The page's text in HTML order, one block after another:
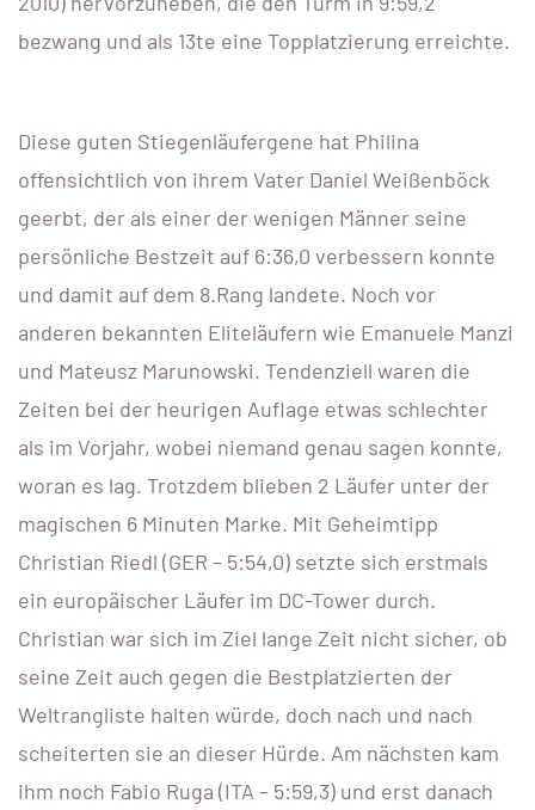
bezwang und als 13te eine Topplatzierung erreichte.
Diese guten Stiegenläufergene hat Philina
offensichtlich von ihrem Vater Daniel Weißenböck
geerbt, der als einer der wenigen Männer seine
persönliche Bestzeit auf 6:36,0 verbessern konnte
und damit auf dem 8.Rang landete. Noch vor
anderen bekannten Eliteläufern wie Emanuele Manzi
und Mateusz Marunowski. Tendenziell waren die
Zeiten bei der heurigen Auflage etwas schlechter
als im Vorjahr, wobei niemand genau sagen konnte,
woran es lag. Trotzdem blieben 2 Läufer unter der
magischen 6 Minuten Marke. Mit Geheimtipp
Christian Riedl (GER – 5:54,0) setzte sich erstmals
ein europäischer Läufer im DC-Tower durch.
Christian war sich im Ziel lange Zeit nicht sicher, ob
seine Zeit auch gegen die Bestplatzierten der
Weltrangliste halten würde, doch nach und nach
scheiterten sie an dieser Hürde. Am nächsten kam
ihm noch Fabio Ruga (ITA – 5:59,3) und erst danach